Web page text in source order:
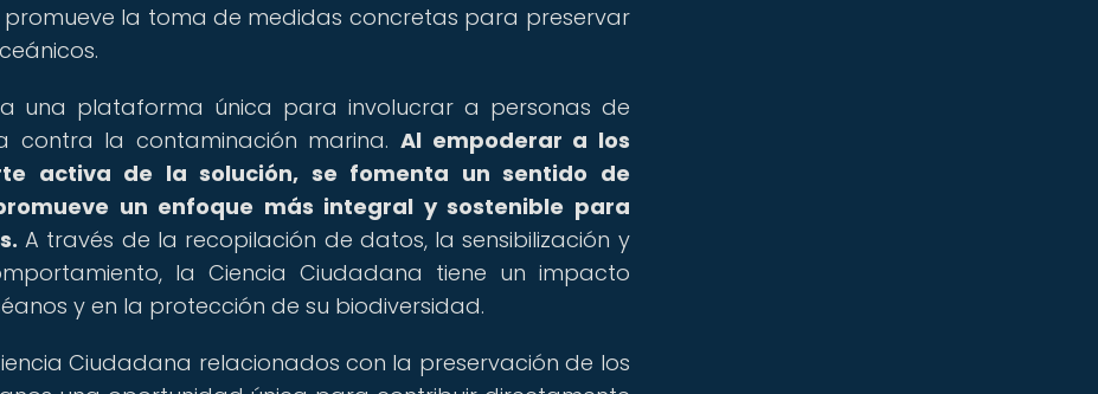
la toma de medidas concretas para preservar
una plataforma única para involucrar a personas de
contra la contaminación marina. Al empoderar a los
activa de la solución, se fomenta un sentido de
un enfoque más integral y sostenible para
A través de la recopilación de datos, la sensibilización y
la Ciencia Ciudadana tiene un impacto
y en la protección de su biodiversidad.
Ciudadana relacionados con la preservación de los